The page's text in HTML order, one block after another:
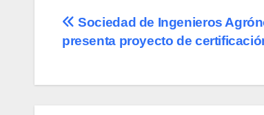
Navegación
de
entradas
Sociedad de Ingenieros
presenta proyecto de